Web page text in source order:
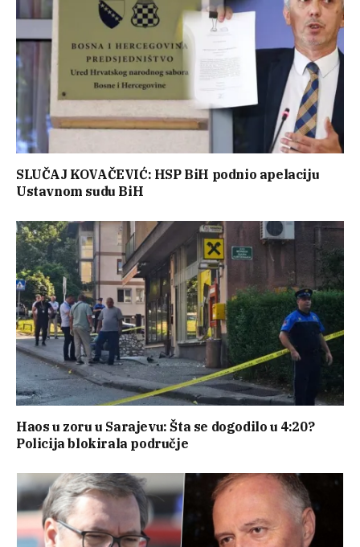
SLUČAJ KOVAČEVIĆ: HSP BiH podnio apelaciju
Ustavnom sudu BiH
Haos u zoru u Sarajevu: Šta se dogodilo u 4:20?
Policija blokirala područje